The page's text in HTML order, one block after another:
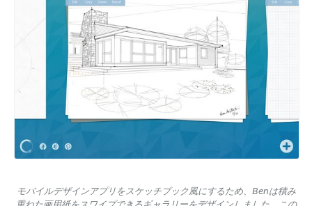
モバイルデザインアプリをスケッチブック風にするため、Benは積み
重ねた画用紙をスワイプできるギャラリーをデザインしました。この